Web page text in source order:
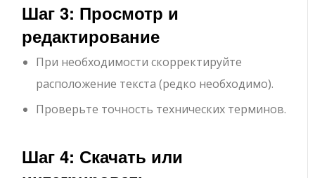
Шаг 3: Просмотр и
редактирование
При необходимости скорректируйте
расположение текста (редко необходимо).
Проверьте точность технических терминов.
Шаг 4: Скачать или